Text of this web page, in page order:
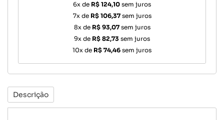
6x de R$ 124,10 sem juros
7x de R$ 106,37sem juros
8x de R$ 93,07sem juros
9x de R$ 82,73 sem juros
10x de R$ 74,46 sem juros
Descrição